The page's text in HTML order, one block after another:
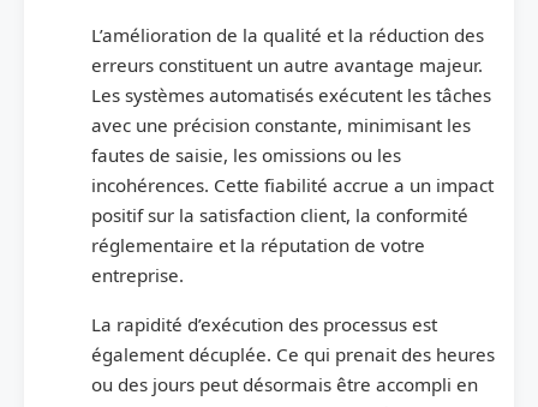
L’amélioration de la qualité et la réduction des
erreurs constituent un autre avantage majeur.
Les systèmes automatisés exécutent les tâches
avec une précision constante, minimisant les
fautes de saisie, les omissions ou les
incohérences. Cette fiabilité accrue a un impact
positif sur la satisfaction client, la conformité
réglementaire et la réputation de votre
entreprise.
La rapidité d’exécution des processus est
également décuplée. Ce qui prenait des heures
ou des jours peut désormais être accompli en